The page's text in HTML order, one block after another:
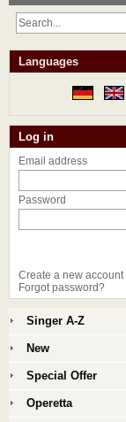
Languages
Log in
Email address
Password
Create a new account
Forgot password?
Singer A-Z
New
Special Offer
Operetta